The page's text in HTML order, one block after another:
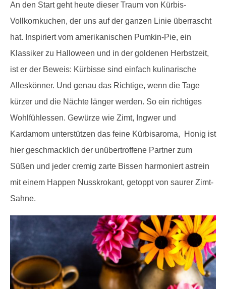
An den Start geht heute dieser Traum von Kürbis-
Vollkornkuchen, der uns auf der ganzen Linie überrascht
hat. Inspiriert vom amerikanischen Pumkin-Pie, ein
Klassiker zu Halloween und in der goldenen Herbstzeit,
ist er der Beweis: Kürbisse sind einfach kulinarische
Alleskönner. Und genau das Richtige, wenn die Tage
kürzer und die Nächte länger werden. So ein richtiges
Wohlfühlessen. Gewürze wie Zimt, Ingwer und
Kardamom unterstützen das feine Kürbisaroma, Honig ist
hier geschmacklich der unübertroffene Partner zum
Süßen und jeder cremig zarte Bissen harmoniert astrein
mit einem Happen Nusskrokant, getoppt von saurer Zimt-
Sahne.